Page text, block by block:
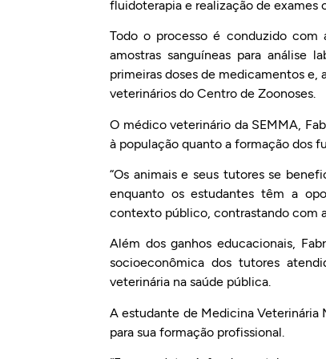
fluidoterapia e realização de exames
Todo o processo é conduzido com
amostras sanguíneas para análise
primeiras doses de medicamentos
veterinários do Centro de Zoonoses.
O médico veterinário da SEMMA,
à população quanto a formação dos
“Os animais e seus tutores se
enquanto os estudantes têm a
contexto público, contrastando com
Além dos ganhos educacionais,
socioeconômica dos tutores
veterinária na saúde pública.
A estudante de Medicina Veterinária
para sua formação profissional.